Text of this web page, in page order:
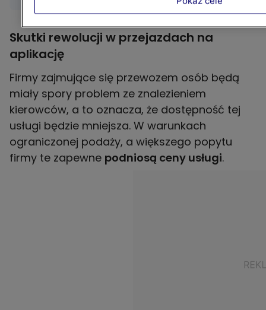
Skutki rewolucji w przejazdach na
aplikację
Firmy zajmujące się przewozem osób będą
miały spory problem ze znalezieniem
kierowców, a to oznacza, że dostępność tej
usługi będzie mniejsza. W warunkach
ograniczonej podaży, a większego popytu
firmy te zapewne podniosą ceny usługi.